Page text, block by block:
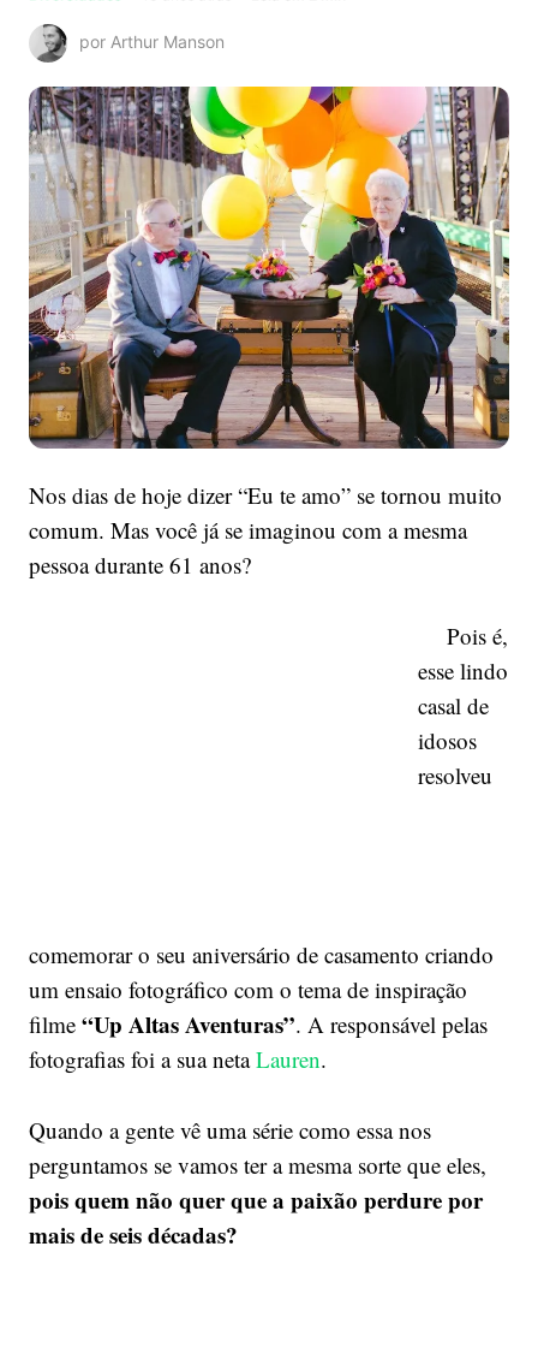
comemora
aniversário
de
61
anos
de
casados
com
o
ensaio
mais
já
por Arthur Manson
Nos dias de hoje dizer “Eu te amo” se tornou muito
comum. Mas você já se imaginou com a mesma
pessoa durante 61 anos?
Pois é,
esse lindo
casal de
idosos
resolveu
comemorar o seu aniversário de casamento criando
um ensaio fotográfico com o tema de inspiração
filme “Up Altas Aventuras”. A responsável pelas
fotografias foi a sua netaLauren.
Quando a gente vê uma série como essa nos
perguntamos se vamos ter a mesma sorte que eles,
pois quem não quer que a paixão perdure por
mais de seis décadas?